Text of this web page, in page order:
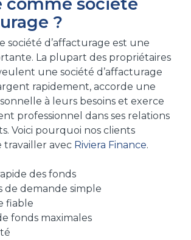
?
société d’affacturage est une
La plupart des propriétaires
une société d’affacturage
rapidement, accorde une
à leurs besoins et exerce
professionnel dans ses relations
Voici pourquoi nos clients
travailler avec Riviera Finance.
des fonds
de demande simple
fiable
fonds maximales